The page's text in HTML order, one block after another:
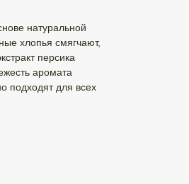
натуральной
хлопья смягчают,
персика
аромата
подходят для всех